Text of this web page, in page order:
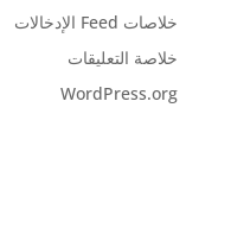
خلاصات Feed الإدخالات
خلاصة التعليقات
WordPress.org